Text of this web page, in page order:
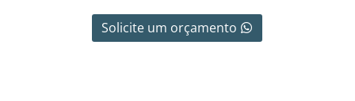
Solicite um orçamento